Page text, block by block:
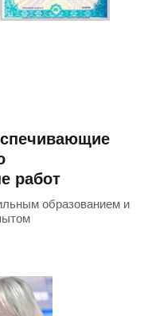
работ
образованием и